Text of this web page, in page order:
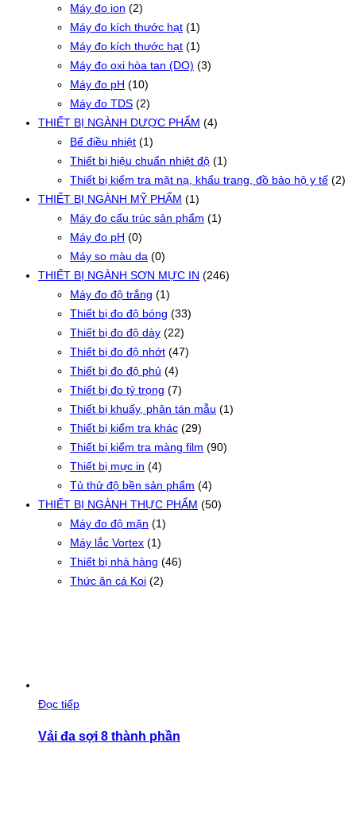
Máy đo ion (2)
Máy đo kích thước hạt (1)
Máy đo kích thước hạt (1)
Máy đo oxi hòa tan (DO) (3)
Máy đo pH (10)
Máy đo TDS (2)
THIẾT BỊ NGÀNH DƯỢC PHẨM (4)
Bể điều nhiệt (1)
Thiết bị hiệu chuẩn nhiệt độ (1)
Thiết bị kiểm tra mặt nạ, khẩu trang, đồ bảo hộ y tế (2)
THIẾT BỊ NGÀNH MỸ PHẨM (1)
Máy đo cấu trúc sản phẩm (1)
Máy đo pH (0)
Máy so màu da (0)
THIẾT BỊ NGÀNH SƠN MỰC IN (246)
Máy đo độ trắng (1)
Thiết bị đo độ bóng (33)
Thiết bị đo độ dày (22)
Thiết bị đo độ nhớt (47)
Thiết bị đo độ phủ (4)
Thiết bị đo tỷ trọng (7)
Thiết bị khuấy, phân tán mẫu (1)
Thiết bị kiểm tra khác (29)
Thiết bị kiểm tra màng film (90)
Thiết bị mực in (4)
Tủ thử độ bền sản phẩm (4)
THIẾT BỊ NGÀNH THỰC PHẨM (50)
Máy đo độ mặn (1)
Máy lắc Vortex (1)
Thiết bị nhà hàng (46)
Thức ăn cá Koi (2)
Đọc tiếp
Vải đa sợi 8 thành phần